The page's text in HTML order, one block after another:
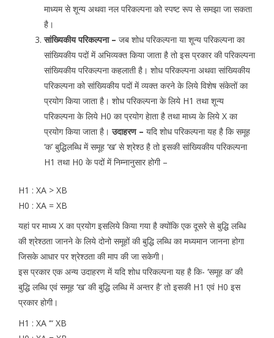
माध्यम से शून्य अथवा नल परिकल्पना को स्पष्ट रूप से समझा जा सकता
है।
सांख्यिकीय परिकल्पना – जब शोध परिकल्पना या शून्य परिकल्पना का
सांख्यिकीय पदों में अभिव्यक्त किया जाता है तो इस प्रकार की परिकल्पना
सांख्यिकीय परिकल्पना कहलाती है। शोध परिकल्पना अथवा सांख्यिकीय
परिकल्पना को सांख्यिकीय पदों में व्यक्त करने के लिये विशेष संकेतों का
प्रयोग किया जाता है। शोध परिकल्पना के लिये H1 तथा शून्य
परिकल्पना के लिये H0 का प्रयोग हेाता है तथा माध्य के लिये X का
प्रयोग किया जाता है।उदाहरण – यदि शोध परिकल्पना यह है कि समूह
‘क’ बुद्धिलब्धि में समूह ‘ख’ से श्रेश्ठ है तो इसकी सांख्यिकीय परिकल्पना
H1 तथा H0 के पदों में निम्नानुसार होगी –
H1 : XA > XB
H0 : XA = XB
यहां पर माध्य X का प्रयोग इसलिये किया गया है क्योंकि एक दूसरे से बुद्धि लब्धि
की श्रेश्ठता जानने के लिये दोनो समूहों की बुद्धि लब्धि का मध्यमान जानना होगा
जिसके आधार पर श्रेश्ठता की माप की जा सकेगी।
इस प्रकार एक अन्य उदाहरण में यदि शोध परिकल्पना यह है कि- ‘समूह क’ की
बुद्धि लब्धि एवं समूह ‘ख’ की बुद्धि लब्धि में अन्तर है’ तो इसकी H1 एवं H0 इस
प्रकार होगी।
H1 : XA ‘“ XB